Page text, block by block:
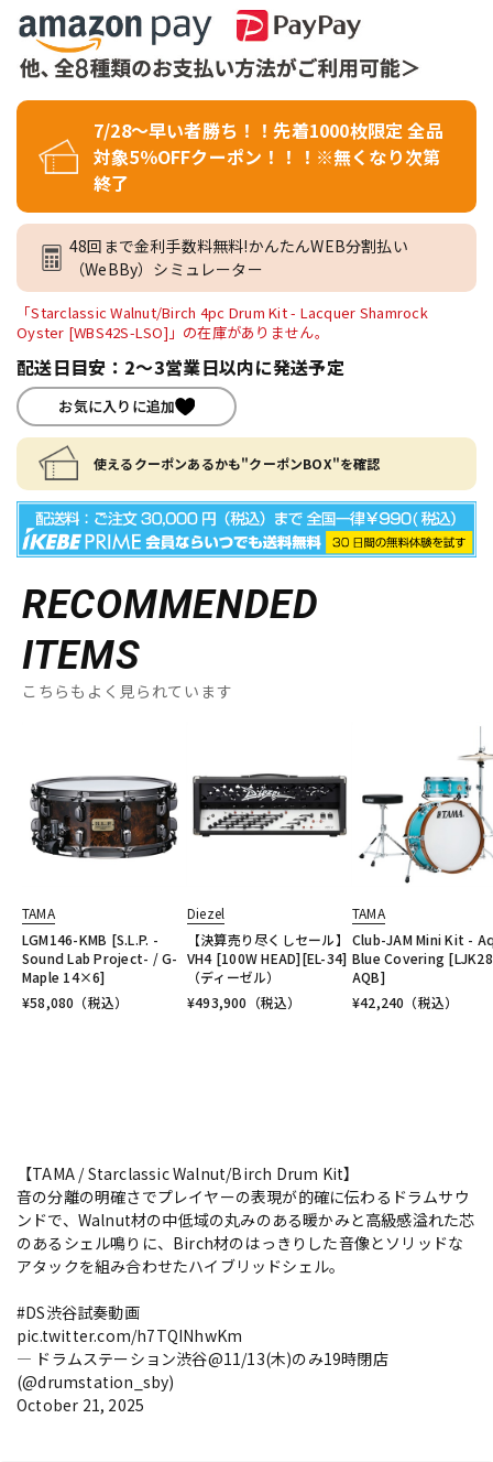
7/28～早い者勝ち！！先着1000枚限定 全品
対象5％OFFクーポン！！！※無くなり次第
終了
48回まで金利手数料無料!かんたんWEB分割払い
（WeBBy）シミュレーター
「Starclassic Walnut/Birch 4pc Drum Kit - Lacquer Shamrock
Oyster [WBS42S-LSO]」の在庫がありません。
配送日目安：2～3営業日以内に発送予定
お気に入りに追加
使えるクーポンあるかも"クーポンBOX"を確認
RECOMMENDED
ITEMS
こちらもよく見られています
TAMA
LGM146-KMB [S.L.P. -
Sound Lab Project- / G-
Maple 14×6]
¥58,080 （税込）
Diezel
【決算売り尽くしセール】
VH4 [100W HEAD][EL-34]
（ディーゼル）
¥493,900 （税込）
TAMA
Club-JAM Mini Kit -
Blue Covering
AQB]
¥42,240 （税込）
【TAMA / Starclassic Walnut/Birch Drum Kit】
音の分離の明確さでプレイヤーの表現が的確に伝わるドラムサウ
ンドで、Walnut材の中低域の丸みのある暖かみと高級感溢れた芯
のあるシェル鳴りに、Birch材のはっきりした音像とソリッドな
アタックを組み合わせたハイブリッドシェル。
#DS渋谷試奏動画
pic.twitter.com/h7TQINhwKm
— ドラムステーション渋谷@11/13(木)のみ19時閉店
(@drumstation_sby)
October 21, 2025